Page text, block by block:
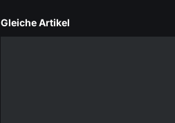
Gleiche Artikel